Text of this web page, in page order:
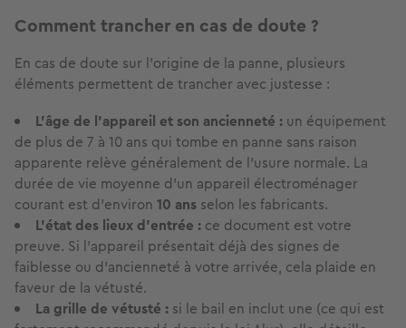
Comment trancher en cas de doute ?
En cas de doute sur l'origine de la panne, plusieurs
éléments permettent de trancher avec justesse :
L'âge de l'appareil et son ancienneté : un équipement
de plus de 7 à 10 ans qui tombe en panne sans raison
apparente relève généralement de l'usure normale. La
durée de vie moyenne d'un appareil électroménager
courant est d'environ 10 ans selon les fabricants.
L'état des lieux d'entrée : ce document est votre
preuve. Si l'appareil présentait déjà des signes de
faiblesse ou d'ancienneté à votre arrivée, cela plaide en
faveur de la vétusté.
La grille de vétusté : si le bail en inclut une (ce qui est